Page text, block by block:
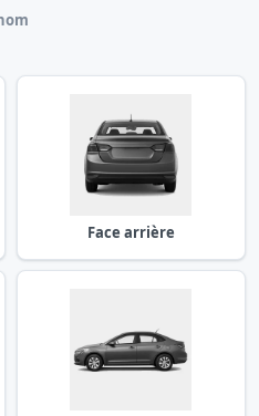
Face arrière